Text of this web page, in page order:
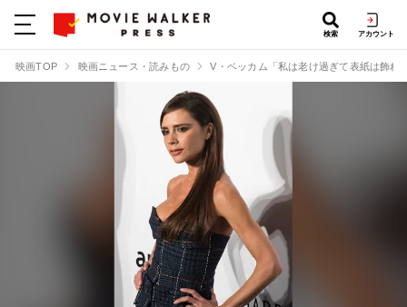
検索 アカウント
映画TOP 映画ニュース・読みもの V・ベッカム「私は老け過ぎて表紙は飾れ